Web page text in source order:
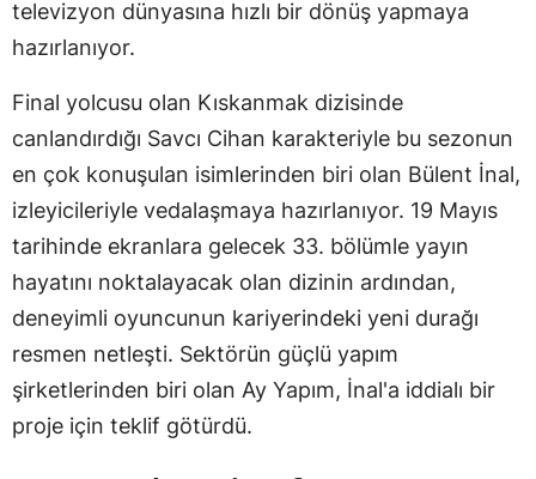
televizyon dünyasına hızlı bir dönüş yapmaya
hazırlanıyor.
Final yolcusu olan Kıskanmak dizisinde
canlandırdığı Savcı Cihan karakteriyle bu sezonun
en çok konuşulan isimlerinden biri olan Bülent İnal,
izleyicileriyle vedalaşmaya hazırlanıyor. 19 Mayıs
tarihinde ekranlara gelecek 33. bölümle yayın
hayatını noktalayacak olan dizinin ardından,
deneyimli oyuncunun kariyerindeki yeni durağı
resmen netleşti. Sektörün güçlü yapım
şirketlerinden biri olan Ay Yapım, İnal'a iddialı bir
proje için teklif götürdü.